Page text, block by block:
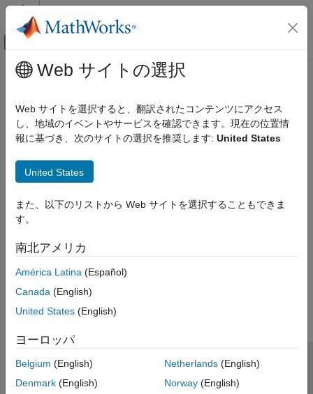
コンテンツへスキップ
オフキャンバス ナビゲーション メ
ドキュメンテーションのホーム
メインコンテンツ
How useful was this information?
Web サイトの選択
Web サイトを選択すると、翻訳されたコンテンツにアクセス
し、地域のイベントやサービスを確認できます。現在の位置情
報に基づき、次のサイトの選択を推奨します: United States
United States
また、以下のリストから Web サイトを選択することもできま
す。
南北アメリカ
América Latina (Español)
Canada (English)
United States (English)
ヨーロッパ
Belgium (English)
Denmark (English)
Netherlands(English)
Norway(English)
トラストセンター
プライバシー ポリシー
違法コピー防止
アプリケーション ステータス